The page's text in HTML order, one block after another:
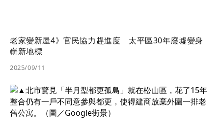
老家變新屋4》官民協力趕進度 太平區30年廢墟變身
嶄新地標
2025/09/11